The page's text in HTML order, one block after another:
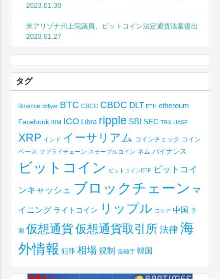
2023.01.30
米アリゾナ州上院議員、ビットコイン法定通貨法案提出
2023.01.27
タグ
Binance bitflyer BTC CBCC CBDC DLT ETH ethereum
Facebook IBM ICO Libra ripple SBI SEC TRX UASF
XRP インド イーサリアム コインチェック コイン
ベース サプライチェーン ステーブルコイン ネム バイナンス
ビットコイン ビットコインETF ビットコイ
ンキャッシュ ブロックチェーン マ
イニング ライトコイン リップル ロシア 中国 予
測 仮想通貨仮想通貨取引所 法律 海
外情報 犯罪 相場 規制 金融庁 韓国